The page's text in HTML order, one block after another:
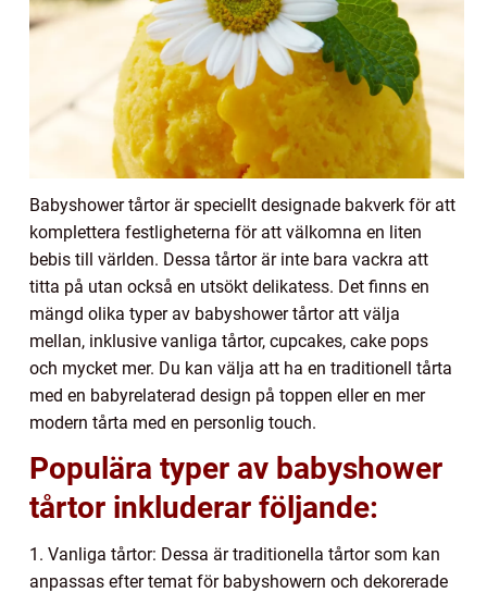
Babyshower tårtor är speciellt designade bakverk för att
komplettera festligheterna för att välkomna en liten
bebis till världen. Dessa tårtor är inte bara vackra att
titta på utan också en utsökt delikatess. Det finns en
mängd olika typer av babyshower tårtor att välja
mellan, inklusive vanliga tårtor, cupcakes, cake pops
och mycket mer. Du kan välja att ha en traditionell tårta
med en babyrelaterad design på toppen eller en mer
modern tårta med en personlig touch.
Populära typer av babyshower
tårtor inkluderar följande:
1. Vanliga tårtor: Dessa är traditionella tårtor som kan
anpassas efter temat för babyshowern och dekorerade